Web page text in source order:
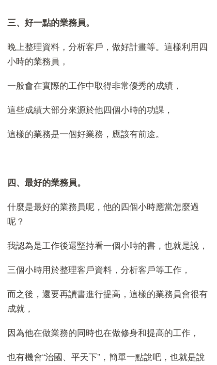
三、好一點的業務員。
晚上整理資料，分析客戶，做好計畫等。這樣利用四
小時的業務員，
一般會在實際的工作中取得非常優秀的成績，
這些成績大部分來源於他四個小時的功課，
這樣的業務是一個好業務，應該有前途。
四、最好的業務員。
什麼是最好的業務員呢，他的四個小時應當怎麼過
呢？
我認為是工作後還堅持看一個小時的書，也就是說，
三個小時用於整理客戶資料，分析客戶等工作，
而之後，還要再讀書進行提高，這樣的業務員會很有
成就，
因為他在做業務的同時也在做修身和提高的工作，
也有機會“治國、平天下”，簡單一點說吧，也就是說